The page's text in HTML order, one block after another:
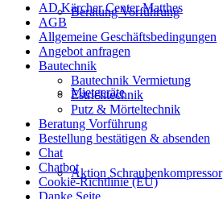
Beratung Vorführung
Mietgeräte
Aktion Schraubenkompressor
AD Kärcher Center Matthes
AGB
Allgemeine Geschäftsbedingungen
Angebot anfragen
Bautechnik
Bautechnik Vermietung
Estrichtechnik
Putz & Mörteltechnik
Beratung Vorführung
Bestellung bestätigen & absenden
Chat
Chatbot
Cookie-Richtlinie (EU)
Danke Seite